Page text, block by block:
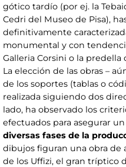
gótico tardío (por ej. la
Cedri del Museo de Pisa),
definitivamente
monumental y con
Galleria Corsini o la predella
La elección de las obras –
de los soportes (tablas o
realizada siguiendo dos
lado, ha observado los
efectuados para asegurar un
diversas fases de la
dibujos figuran una obra de
de los Uffizi, el gran tríptico